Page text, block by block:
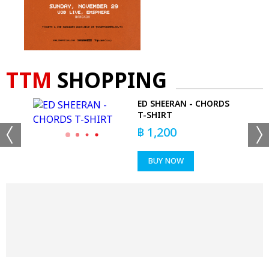
TTM SHOPPING
ED SHEERAN - CHORDS
T-SHIRT
฿ 1,200
BUY NOW